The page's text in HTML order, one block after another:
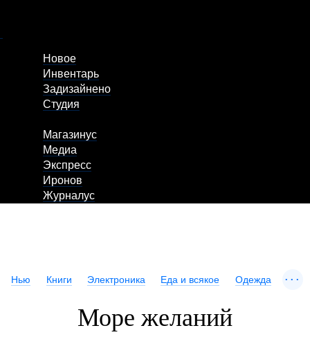
Новое
Инвентарь
Задизайнено
Студия
Магазинус
Медиа
Экспресс
Иронов
Журналус
Нью Книги Электроника Еда и всякое Одежда ...
Море желаний